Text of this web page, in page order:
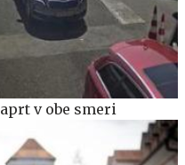
v obe smeri